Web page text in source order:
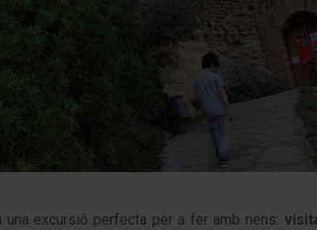
una excursió perfecta per a fer amb nens: